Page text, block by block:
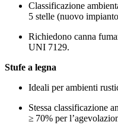
Classificazione
5 stelle (nuovo
Richiedono canna
UNI 7129.
Stufe a legna
Ideali per ambienti
Stessa classificazione
≥ 70% per